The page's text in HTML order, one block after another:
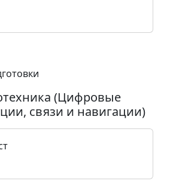
(Цифровые
связи и навигации)